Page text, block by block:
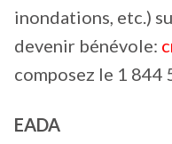
inondations, etc.)
devenir bénévole:
composez le 1 844
EADA